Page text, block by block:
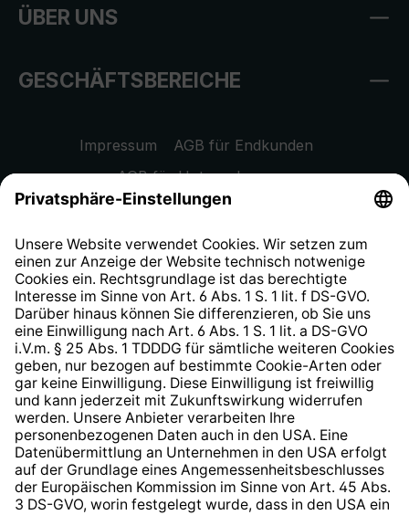
ÜBER UNS
GESCHÄFTSBEREICHE
Impressum
AGB für Endkunden
AGB für Unternehmen
Datenschutzhinweis
Widerrufsrecht
Hinweisgeberschutzsystem
Barrierefreiheit